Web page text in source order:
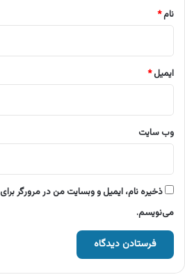
نام*
ایمیل*
وب‌ سایت
ذخیره نام، ایمیل و وبسایت من در مرورگر
می‌نویسم.